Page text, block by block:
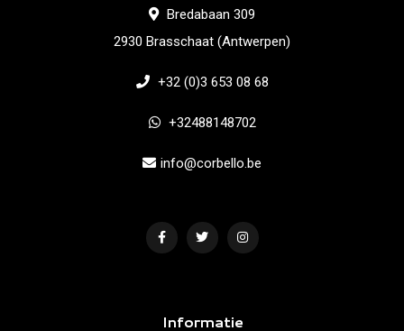
Bredabaan 309
2930 Brasschaat (Antwerpen)
+32 (0)3 653 08 68
+32488148702
info@corbello.be
Informatie